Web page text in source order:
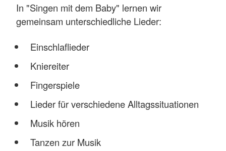
In "Singen mit dem Baby" lernen wir
gemeinsam unterschiedliche Lieder:
Einschlaflieder
Kniereiter
Fingerspiele
Lieder für verschiedene Alltagssituationen
Musik hören
Tanzen zur Musik